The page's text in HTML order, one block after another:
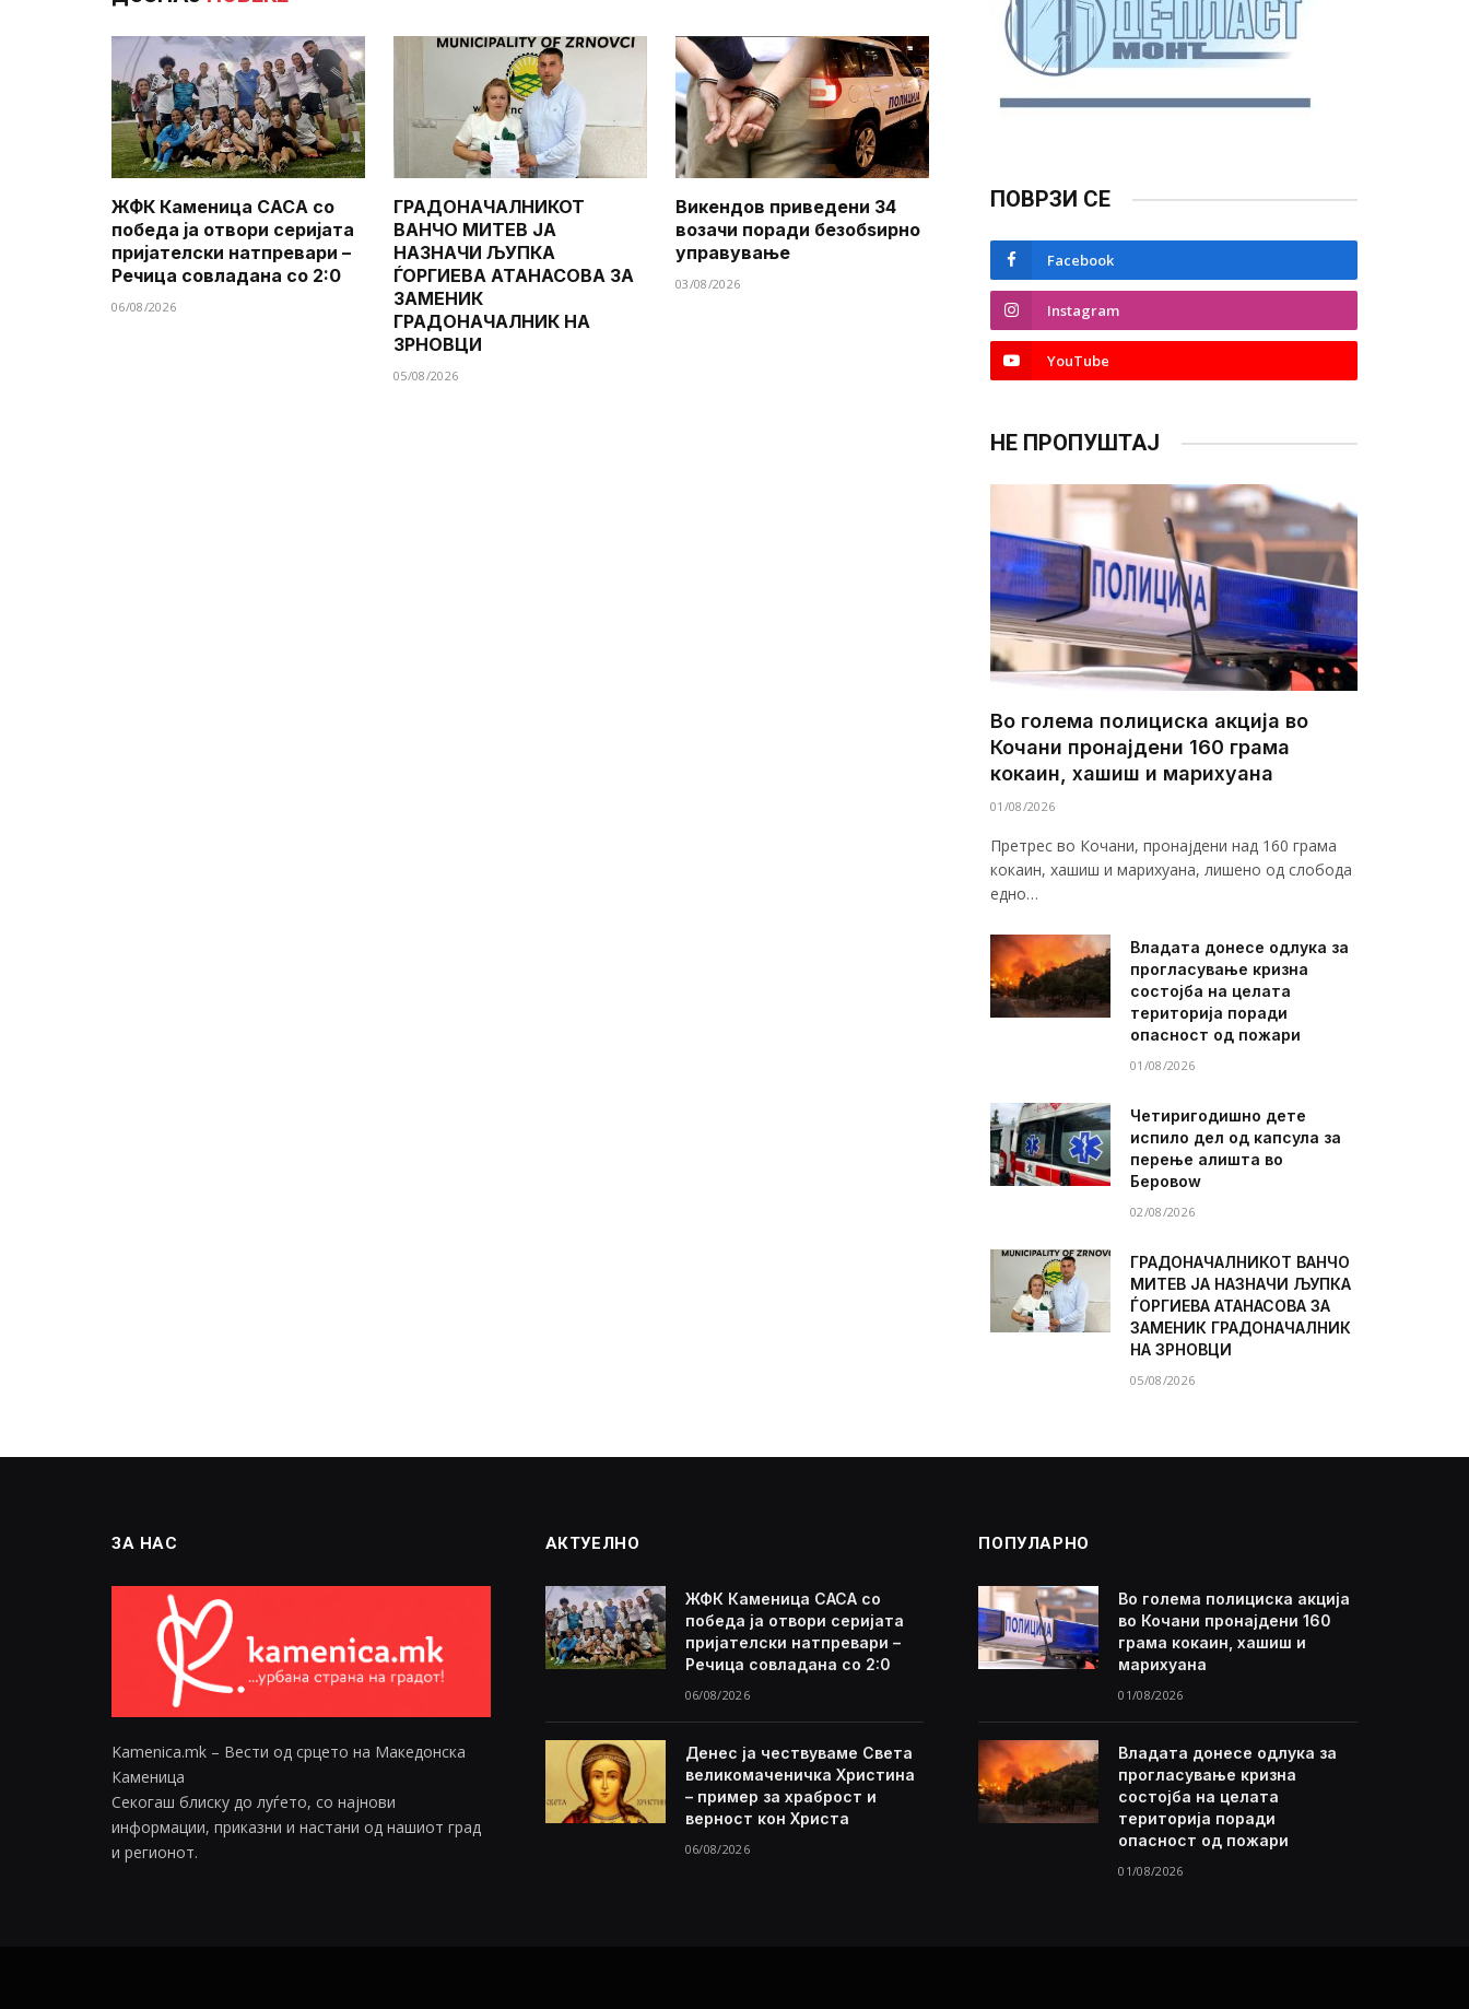
ЖФК Каменица САСА со
победа ја отвори серијата
пријателски натпревари –
Речица совладана со 2:0
06/08/2026
ГРАДОНАЧАЛНИКОТ
ВАНЧО МИТЕВ ЈА
НАЗНАЧИ ЉУПКА
ЃОРГИЕВА АТАНАСОВА ЗА
ЗАМЕНИК
ГРАДОНАЧАЛНИК НА
ЗРНОВЦИ
05/08/2026
Викендов приведени 34
возачи поради безобѕирно
управување
03/08/2026
ПОВРЗИ СЕ
Facebook
Instagram
YouTube
НЕ ПРОПУШТАЈ
Во голема полициска акција во
Кочани пронајдени 160 грама
кокаин, хашиш и марихуана
01/08/2026
Претрес во Кочани, пронајдени над 160 грама
кокаин, хашиш и марихуана, лишено од слобода
едно…
Владата донесе одлука за
прогласување кризна
состојба на целата
територија поради
опасност од пожари
01/08/2026
Четиригодишно дете
испило дел од капсула за
перење алишта во
Беровоw
02/08/2026
ГРАДОНАЧАЛНИКОТ ВАНЧО
МИТЕВ ЈА НАЗНАЧИ ЉУПКА
ЃОРГИЕВА АТАНАСОВА ЗА
ЗАМЕНИК ГРАДОНАЧАЛНИК
НА ЗРНОВЦИ
05/08/2026
ЗА НАС
Kamenica.mk – Вести од срцето на Македонска
Каменица
Секогаш блиску до луѓето, со најнови
информации, приказни и настани од нашиот град
и регионот.
АКТУЕЛНО
ЖФК Каменица САСА со
победа ја отвори серијата
пријателски натпревари –
Речица совладана со 2:0
06/08/2026
Денес ја чествуваме Света
великомаченичка Христина
– пример за храброст и
верност кон Христа
06/08/2026
ПОПУЛАРНО
Во голема полициска акција
во Кочани пронајдени 160
грама кокаин, хашиш и
марихуана
01/08/2026
Владата донесе одлука за
прогласување кризна
состојба на целата
територија поради
опасност од пожари
01/08/2026